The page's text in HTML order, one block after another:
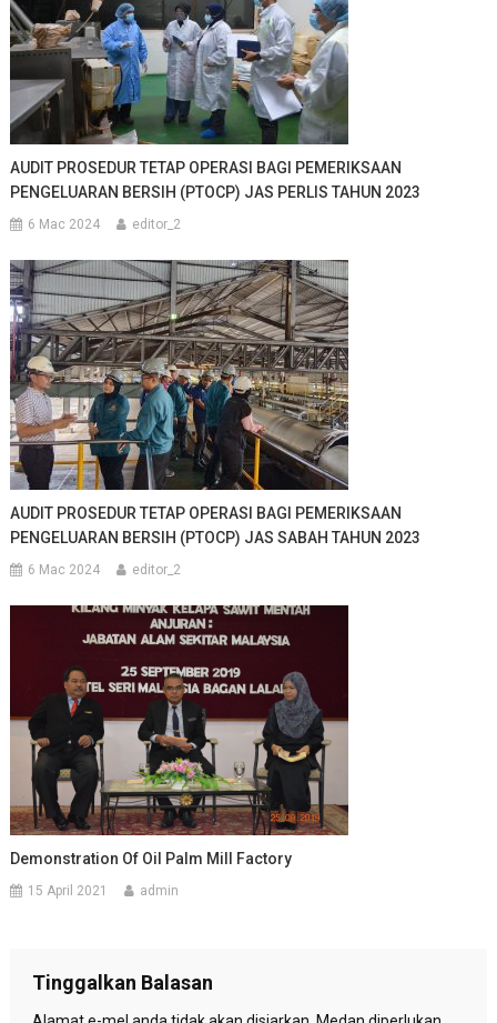
AUDIT PROSEDUR TETAP OPERASI BAGI PEMERIKSAAN
PENGELUARAN BERSIH (PTOCP) JAS PERLIS TAHUN 2023
6 Mac 2024 editor_2
AUDIT PROSEDUR TETAP OPERASI BAGI PEMERIKSAAN
PENGELUARAN BERSIH (PTOCP) JAS SABAH TAHUN 2023
6 Mac 2024 editor_2
Demonstration Of Oil Palm Mill Factory
15 April 2021 admin
Tinggalkan Balasan